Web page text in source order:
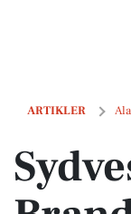
ARTIKLER
Sydvestjysk